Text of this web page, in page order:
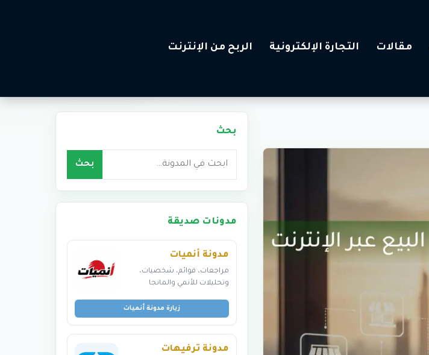
مقالات التجارة الإلكترونية الربح من الإنترنت
بحث
بحث
مدونات صديقة
مدونة أنميات
مراجعات، قوائم، شخصيات،
وتحليلات للأنمي والمانجا
زيارة مدونة أنميات
مدونة ترفيهات